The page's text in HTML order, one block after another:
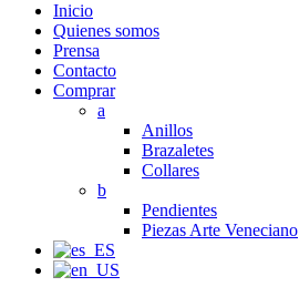
Inicio
Quienes somos
Prensa
Contacto
Comprar
a
Anillos
Brazaletes
Collares
b
Pendientes
Piezas Arte Veneciano